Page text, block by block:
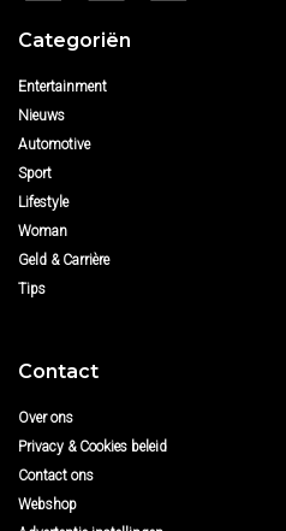
Categoriën
Entertainment
Nieuws
Automotive
Sport
Lifestyle
Woman
Geld & Carrière
Tips
Contact
Over ons
Privacy & Cookies beleid
Contact ons
Webshop